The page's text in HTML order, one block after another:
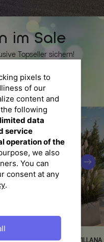
im Sale
Topseller sichern!
VILLANA
pixels to
of our
content and
following
data
service
operation of the
we also
You can
consent at any
.